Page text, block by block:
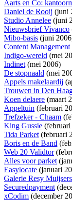
Aarts en Co:
Daniel de Rooij (juni
Studio Annelee (juni
Nieuwsbrief Vivanco
Mibo-basis (juni
Content Management
Indigo-wereld (mei
Indinet(mei 2006)
De stopnaald (mei
Appels makelaardij
Trouwen in Den
Koen delaere (maart
Appeltuin (februari
Trefzeker - Chaam
King Gussie
Tida Parket(februari
Boris en de Band
Web 20 Validtor
Alles voor parket
Easylocate (januari
Galerie Resy
Securedpayment
xCodim (december